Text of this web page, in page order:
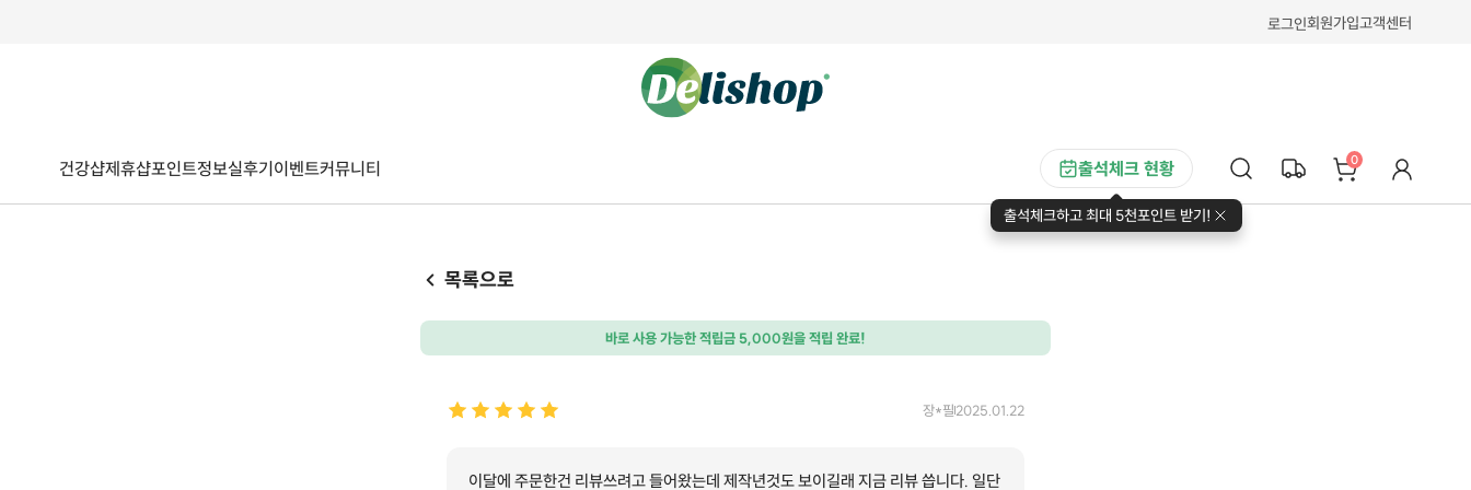
로그인회원가입고객센터
출석체크 현황
출석체크하고 최대 5천포인트 받기!
0
건강샵제휴샵포인트정보실후기이벤트커뮤니티
목록으로
바로 사용 가능한 적립금 5,000원을 적립 완료!
장*필2025.01.22
이달에 주문한건 리뷰쓰려고 들어왔는데 제작년것도 보이길래 지금 리뷰 씁니다. 일단